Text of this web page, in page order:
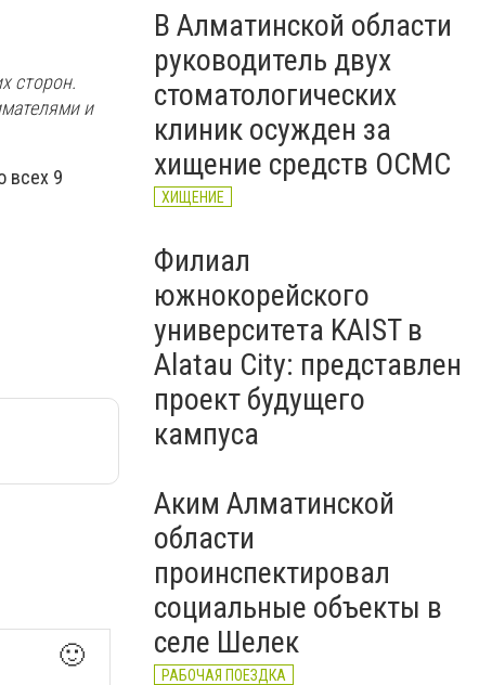
сторон.
и
всех 9
🙂
В Алматинской области
руководитель двух
стоматологических
клиник осужден за
хищение средств ОСМС
ХИЩЕНИЕ
Филиал
южнокорейского
университета KAIST в
Alatau City: представлен
проект будущего
кампуса
Аким Алматинской
области
проинспектировал
социальные объекты в
селе Шелек
РАБОЧАЯ ПОЕЗДКА